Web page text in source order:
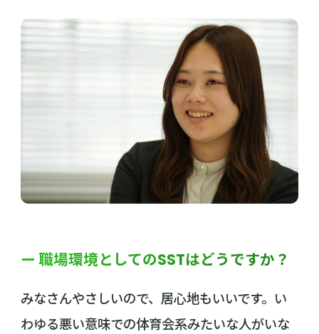
ー 職場環境としてのSSTはどうですか？
みなさんやさしいので、居心地もいいです。い
わゆる悪い意味での体育会系みたいな人がいな